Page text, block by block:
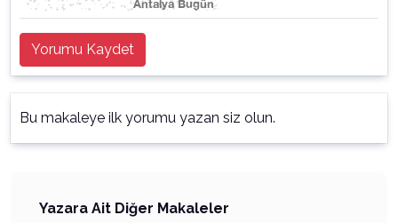
Yorumu Kaydet
Bu makaleye ilk yorumu yazan siz olun.
Yazara Ait Diğer Makaleler